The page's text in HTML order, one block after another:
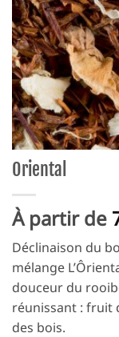
Oriental
À partir de
Déclinaison du
mélange
douceur du
réunissant : fruit
des bois.